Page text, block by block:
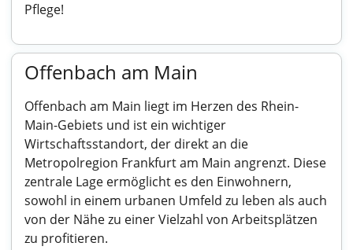
Pflege!
Offenbach am Main
Offenbach am Main liegt im Herzen des Rhein-
Main-Gebiets und ist ein wichtiger
Wirtschaftsstandort, der direkt an die
Metropolregion Frankfurt am Main angrenzt. Diese
zentrale Lage ermöglicht es den Einwohnern,
sowohl in einem urbanen Umfeld zu leben als auch
von der Nähe zu einer Vielzahl von Arbeitsplätzen
zu profitieren.